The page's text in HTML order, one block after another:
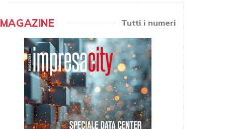
MAGAZINE Tutti i numeri